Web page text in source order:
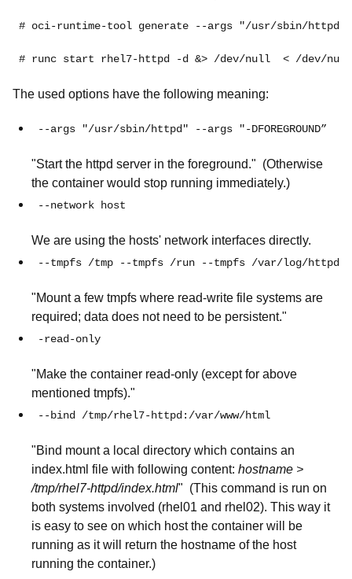
# oci-runtime-tool generate --args "/usr/sbin/httpd"
# runc start rhel7-httpd -d &> /dev/null  < /dev/null
The used options have the following meaning:
--args "/usr/sbin/httpd" --args "-DFOREGROUND”
"Start the httpd server in the foreground." (Otherwise
the container would stop running immediately.)
--network host
We are using the hosts' network interfaces directly.
--tmpfs /tmp --tmpfs /run --tmpfs /var/log/httpd
"Mount a few tmpfs where read-write file systems are
required; data does not need to be persistent."
-read-only
"Make the container read-only (except for above
mentioned tmpfs)."
--bind /tmp/rhel7-httpd:/var/www/html
"Bind mount a local directory which contains an
index.html file with following content: hostname >
/tmp/rhel7-httpd/index.html" (This command is run on
both systems involved (rhel01 and rhel02). This way it
is easy to see on which host the container will be
running as it will return the hostname of the host
running the container.)